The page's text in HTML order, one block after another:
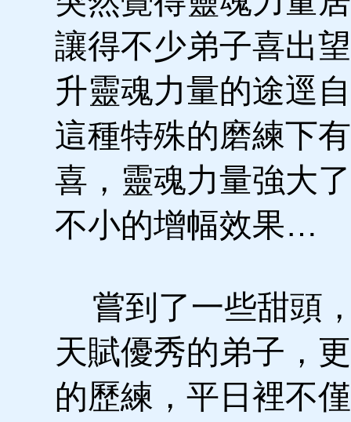
讓得不少弟子喜出
升靈魂力量的途逕
這種特殊的磨練下
喜，靈魂力量強大
不小的增幅效果…
嘗到了一些甜頭
天賦優秀的弟子，
的歷練，平日裡不